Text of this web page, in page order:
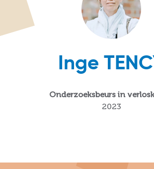
Inge
Onderzoeksbeurs in
2023